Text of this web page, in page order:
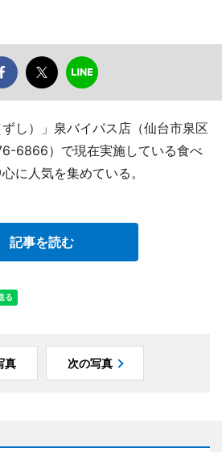
し）」泉バイパス店（仙台市泉区
6866）で現在実施している食べ
に人気を集めている。
記事を読む
真 次の写真